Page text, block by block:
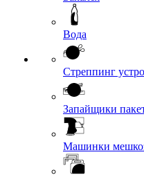
Вода
Стреппинг
Запайщики
Машинки